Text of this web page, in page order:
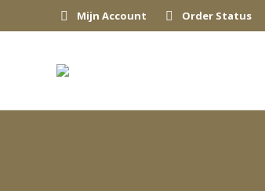
Mijn Account Order Status